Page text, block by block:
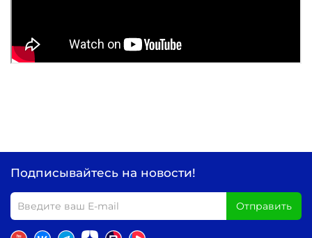
Подписывайтесь на новости!
Отправить